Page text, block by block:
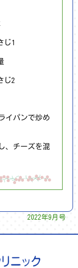
じ1
じ2
イパンで炒め
、チーズを混
2022年9月号